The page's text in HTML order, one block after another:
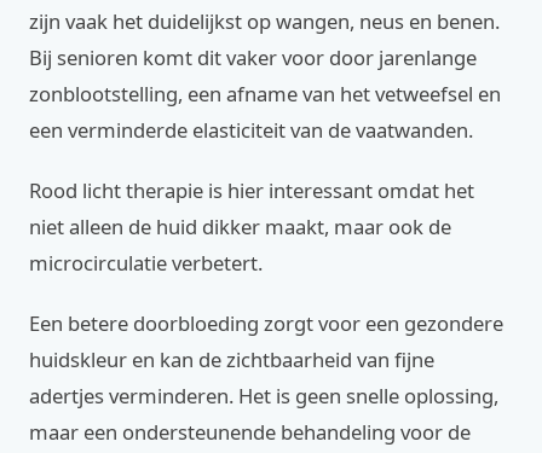
zijn vaak het duidelijkst op wangen, neus en benen.
Bij senioren komt dit vaker voor door jarenlange
zonblootstelling, een afname van het vetweefsel en
een verminderde elasticiteit van de vaatwanden.
Rood licht therapie is hier interessant omdat het
niet alleen de huid dikker maakt, maar ook de
microcirculatie verbetert.
Een betere doorbloeding zorgt voor een gezondere
huidskleur en kan de zichtbaarheid van fijne
adertjes verminderen. Het is geen snelle oplossing,
maar een ondersteunende behandeling voor de